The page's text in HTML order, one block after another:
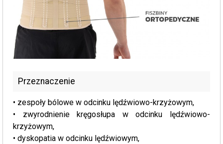
Przeznaczenie
• zespoły bólowe w odcinku lędźwiowo-krzyżowym,
• zwyrodnienie kręgosłupa w odcinku lędźwiowo-
krzyżowym,
• dyskopatia w odcinku lędźwiowym,